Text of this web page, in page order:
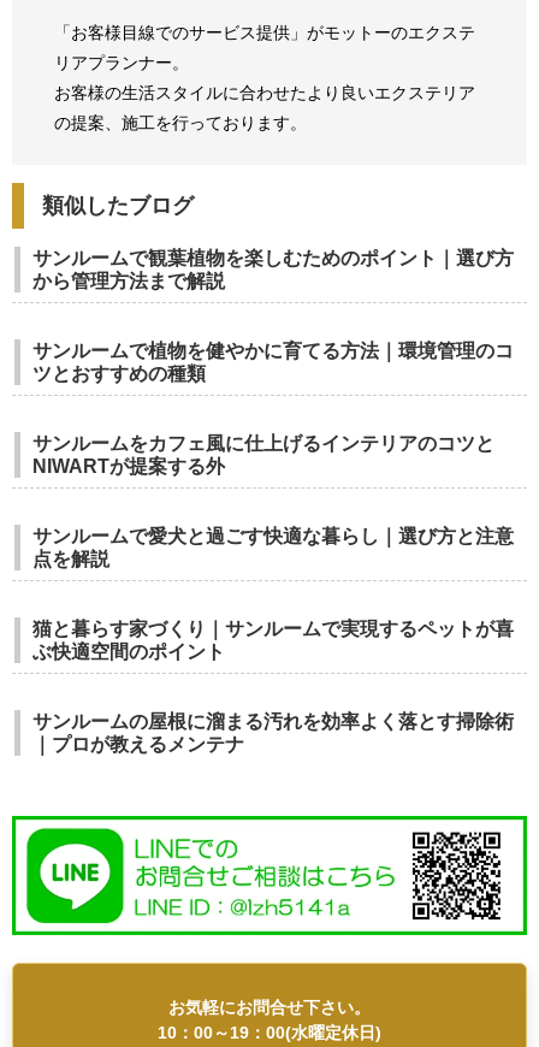
「お客様目線でのサービス提供」がモットーのエクステ
リアプランナー。
お客様の生活スタイルに合わせたより良いエクステリア
の提案、 施工を行っております。
類似したブログ
サンルームで観葉植物を楽しむためのポイント｜選び方
から管理方法まで解説
サンルームで植物を健やかに育てる方法｜環境管理のコ
ツとおすすめの種類
サンルームをカフェ風に仕上げるインテリアのコツと
NIWARTが提案する外
サンルームで愛犬と過ごす快適な暮らし｜選び方と注意
点を解説
猫と暮らす家づくり｜サンルームで実現するペットが喜
ぶ快適空間のポイント
サンルームの屋根に溜まる汚れを効率よく落とす掃除術
｜プロが教えるメンテナ
お気軽にお問合せ下さい。
10：00～19：00(水曜定休日)